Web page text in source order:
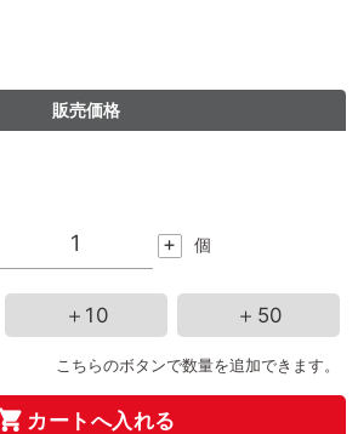
販売価格
+ 個
＋10 ＋50
こちらのボタンで数量を追加できます。
カートへ入れる